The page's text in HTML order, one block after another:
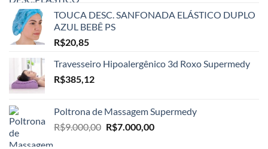
TOUCA DESC. SANFONADA ELÁSTICO DUPLO
AZUL BEBÊ PS
R$20,85
Travesseiro Hipoalergênico 3d Roxo Supermedy
R$385,12
Poltrona de Massagem Supermedy
R$9.000,00 O
R$7.000,00O